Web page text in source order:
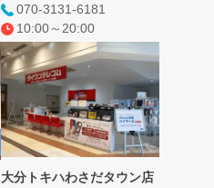
070-3131-6181
10:00～20:00
大分トキハわさだタウン店